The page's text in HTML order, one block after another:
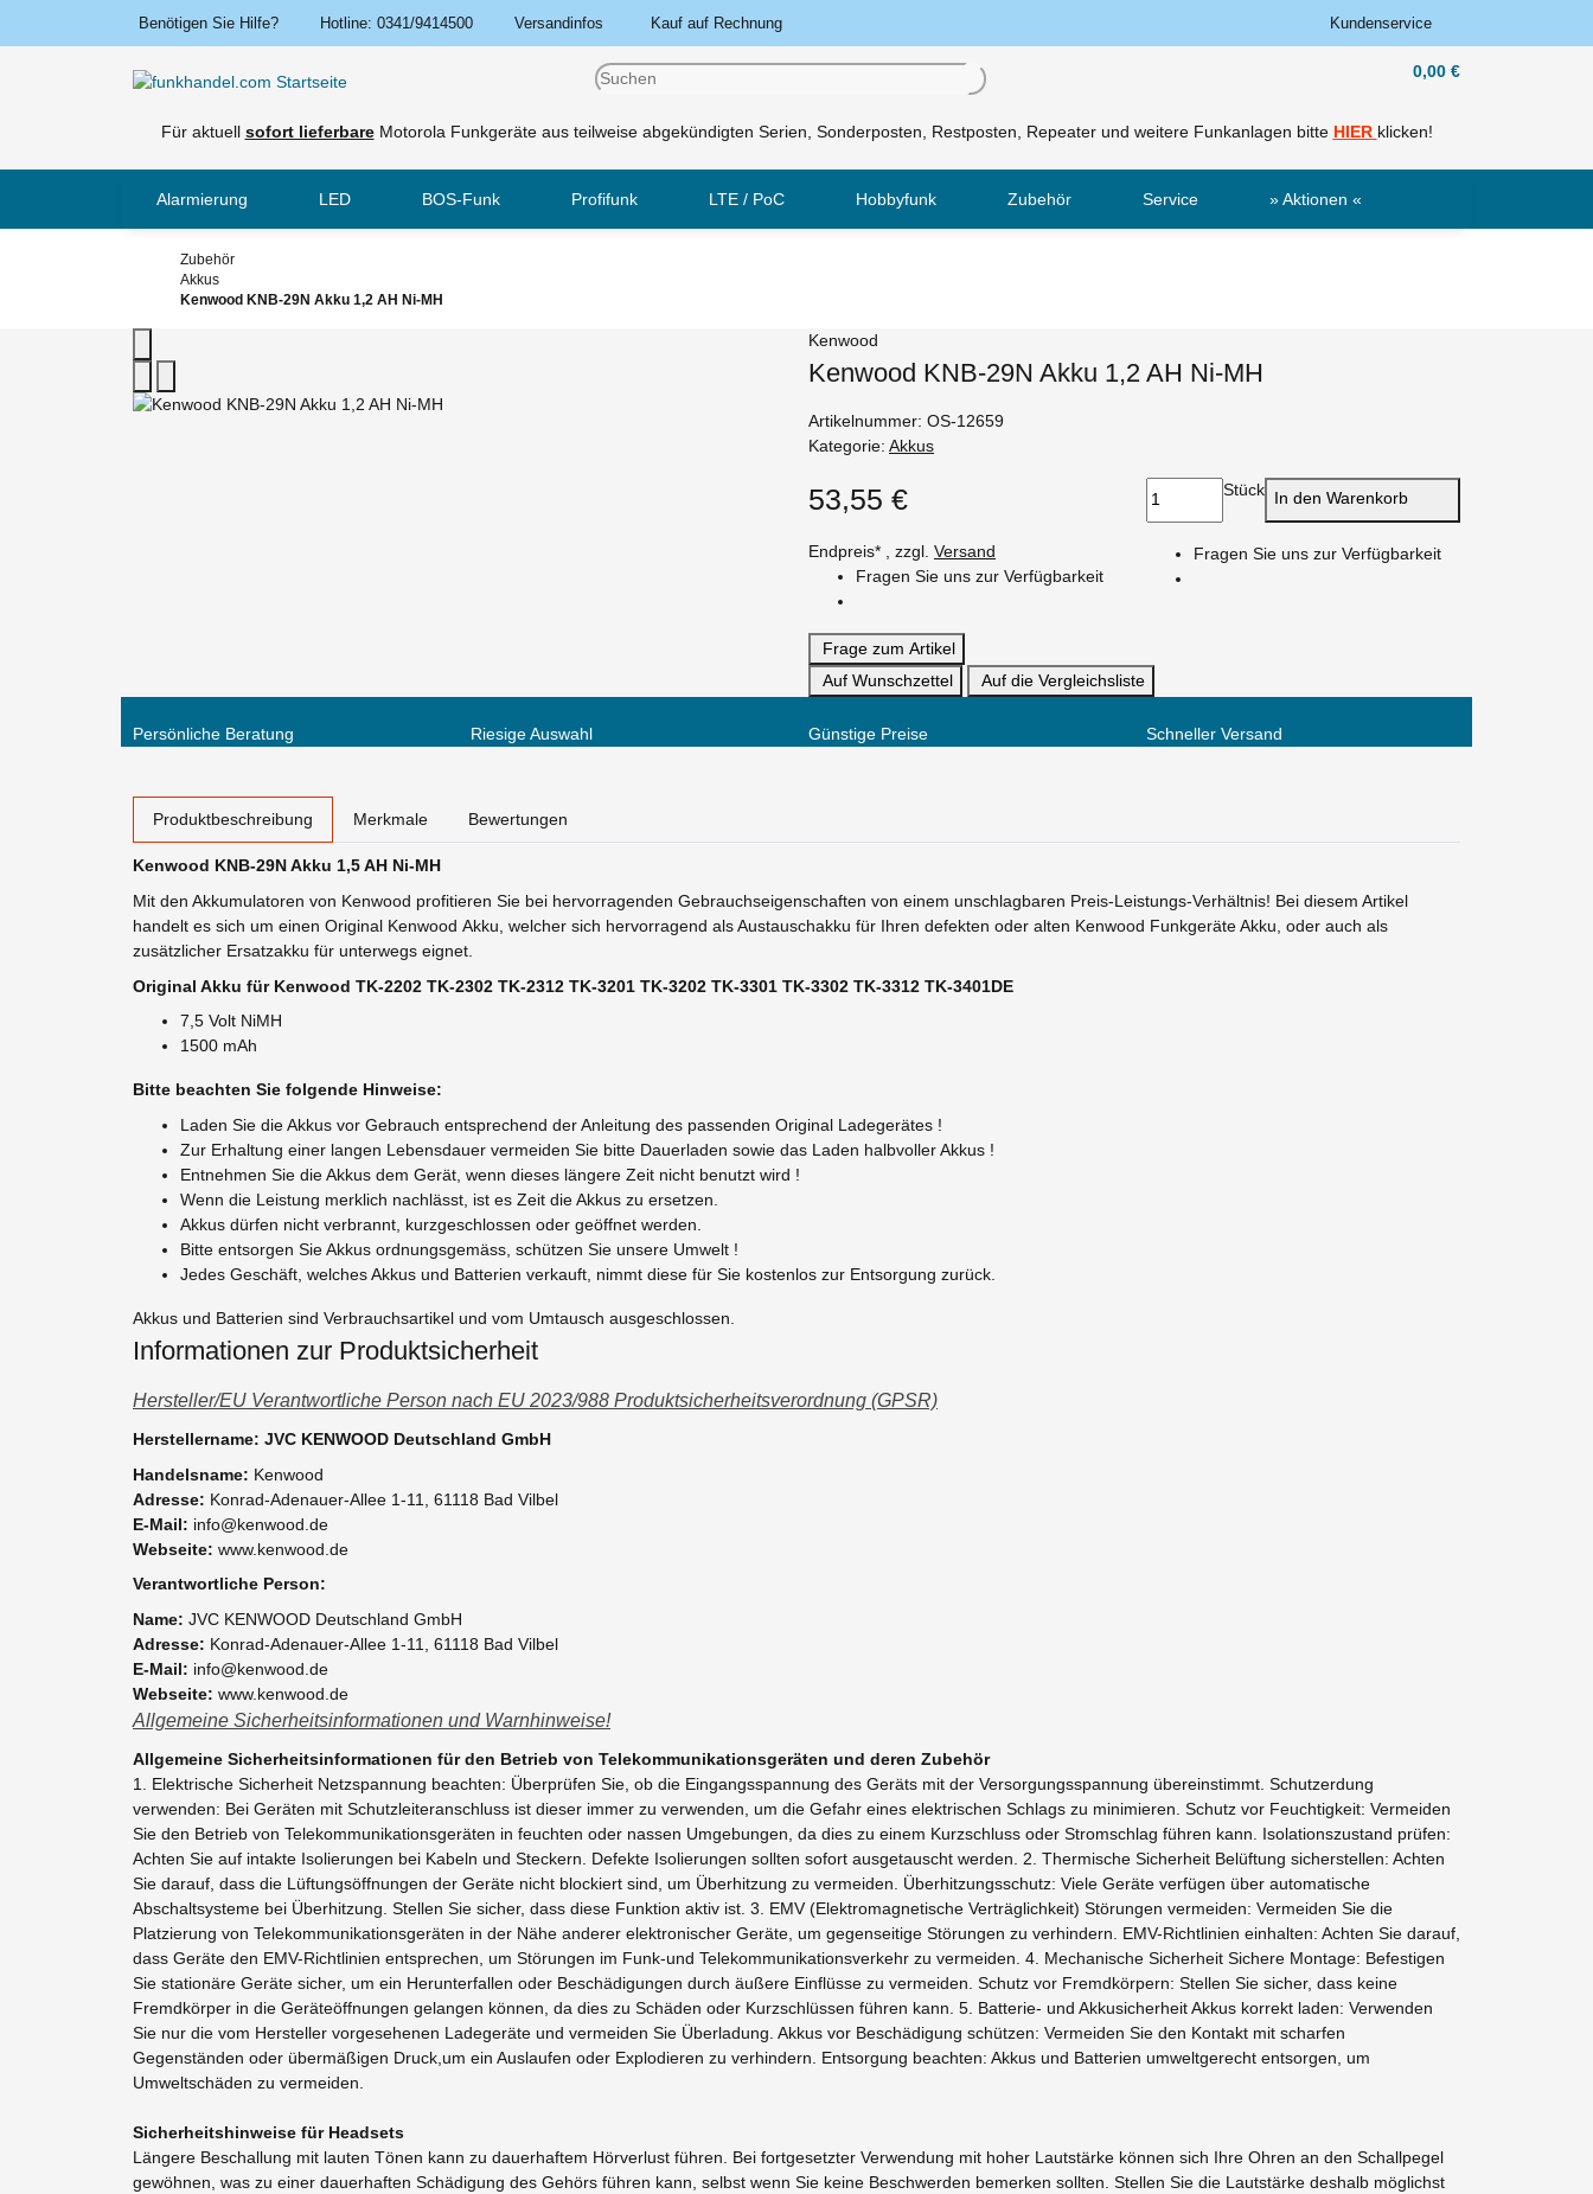
Benötigen Sie Hilfe? Hotline: 0341/9414500 Versandinfos Kauf auf Rechnung Kundenservice
0,00 €
Für aktuell sofort lieferbareMotorola Funkgeräte aus teilweise abgekündigten Serien, Sonderposten, Restposten, Repeater und weitere Funkanlagen bitte HIER klicken!
Alarmierung LED BOS-Funk Profifunk LTE / PoC Hobbyfunk Zubehör Service » Aktionen «
Zubehör
Akkus
Kenwood KNB-29N Akku 1,2 AH Ni-MH
Kenwood
Kenwood KNB-29N Akku 1,2 AH Ni-MH
Artikelnummer: OS-12659
Kategorie: Akkus
53,55 €
Endpreis* , zzgl. Versand
Fragen Sie uns zur Verfügbarkeit
Stück In den Warenkorb
Fragen Sie uns zur Verfügbarkeit
Frage zum Artikel
Auf Wunschzettel
Auf die Vergleichsliste
Persönliche Beratung Riesige Auswahl Günstige Preise Schneller Versand
Produktbeschreibung Merkmale Bewertungen
Kenwood KNB-29N Akku 1,5 AH Ni-MH
Mit den Akkumulatoren von Kenwood profitieren Sie bei hervorragenden Gebrauchseigenschaften von einem unschlagbaren Preis-Leistungs-Verhältnis! Bei diesem Artikel
handelt es sich um einen Original Kenwood Akku, welcher sich hervorragend als Austauschakku für Ihren defekten oder alten Kenwood Funkgeräte Akku, oder auch als
zusätzlicher Ersatzakku für unterwegs eignet.
Original Akku für Kenwood TK-2202 TK-2302 TK-2312 TK-3201 TK-3202 TK-3301 TK-3302 TK-3312 TK-3401DE
7,5 Volt NiMH
1500 mAh
Bitte beachten Sie folgende Hinweise:
Laden Sie die Akkus vor Gebrauch entsprechend der Anleitung des passenden Original Ladegerätes !
Zur Erhaltung einer langen Lebensdauer vermeiden Sie bitte Dauerladen sowie das Laden halbvoller Akkus !
Entnehmen Sie die Akkus dem Gerät, wenn dieses längere Zeit nicht benutzt wird !
Wenn die Leistung merklich nachlässt, ist es Zeit die Akkus zu ersetzen.
Akkus dürfen nicht verbrannt, kurzgeschlossen oder geöffnet werden.
Bitte entsorgen Sie Akkus ordnungsgemäss, schützen Sie unsere Umwelt !
Jedes Geschäft, welches Akkus und Batterien verkauft, nimmt diese für Sie kostenlos zur Entsorgung zurück.
Akkus und Batterien sind Verbrauchsartikel und vom Umtausch ausgeschlossen.
Informationen zur Produktsicherheit
Hersteller/EU Verantwortliche Person nach EU 2023/988 Produktsicherheitsverordnung (GPSR)
Herstellername: JVC KENWOOD Deutschland GmbH
Handelsname: Kenwood
Adresse: Konrad-Adenauer-Allee 1-11, 61118 Bad Vilbel
E-Mail: info@kenwood.de
Webseite: www.kenwood.de
Verantwortliche Person:
Name: JVC KENWOOD Deutschland GmbH
Adresse: Konrad-Adenauer-Allee 1-11, 61118 Bad Vilbel
E-Mail: info@kenwood.de
Webseite: www.kenwood.de
Allgemeine Sicherheitsinformationen und Warnhinweise!
Allgemeine Sicherheitsinformationen für den Betrieb von Telekommunikationsgeräten und deren Zubehör
1. Elektrische Sicherheit Netzspannung beachten: Überprüfen Sie, ob die Eingangsspannung des Geräts mit der Versorgungsspannung übereinstimmt. Schutzerdung
verwenden: Bei Geräten mit Schutzleiteranschluss ist dieser immer zu verwenden, um die Gefahr eines elektrischen Schlags zu minimieren. Schutz vor Feuchtigkeit: Vermeiden
Sie den Betrieb von Telekommunikationsgeräten in feuchten oder nassen Umgebungen, da dies zu einem Kurzschluss oder Stromschlag führen kann. Isolationszustand prüfen:
Achten Sie auf intakte Isolierungen bei Kabeln und Steckern. Defekte Isolierungen sollten sofort ausgetauscht werden. 2. Thermische Sicherheit Belüftung sicherstellen: Achten
Sie darauf, dass die Lüftungsöffnungen der Geräte nicht blockiert sind, um Überhitzung zu vermeiden. Überhitzungsschutz: Viele Geräte verfügen über automatische
Abschaltsysteme bei Überhitzung. Stellen Sie sicher, dass diese Funktion aktiv ist. 3. EMV (Elektromagnetische Verträglichkeit) Störungen vermeiden: Vermeiden Sie die
Platzierung von Telekommunikationsgeräten in der Nähe anderer elektronischer Geräte, um gegenseitige Störungen zu verhindern. EMV-Richtlinien einhalten: Achten Sie darauf,
dass Geräte den EMV-Richtlinien entsprechen, um Störungen im Funk-und Telekommunikationsverkehr zu vermeiden. 4. Mechanische Sicherheit Sichere Montage: Befestigen
Sie stationäre Geräte sicher, um ein Herunterfallen oder Beschädigungen durch äußere Einflüsse zu vermeiden. Schutz vor Fremdkörpern: Stellen Sie sicher, dass keine
Fremdkörper in die Geräteöffnungen gelangen können, da dies zu Schäden oder Kurzschlüssen führen kann. 5. Batterie- und Akkusicherheit Akkus korrekt laden: Verwenden
Sie nur die vom Hersteller vorgesehenen Ladegeräte und vermeiden Sie Überladung. Akkus vor Beschädigung schützen: Vermeiden Sie den Kontakt mit scharfen
Gegenständen oder übermäßigen Druck,um ein Auslaufen oder Explodieren zu verhindern. Entsorgung beachten: Akkus und Batterien umweltgerecht entsorgen, um
Umweltschäden zu vermeiden.
Sicherheitshinweise für Headsets
Längere Beschallung mit lauten Tönen kann zu dauerhaftem Hörverlust führen. Bei fortgesetzter Verwendung mit hoher Lautstärke können sich Ihre Ohren an den Schallpegel
gewöhnen, was zu einer dauerhaften Schädigung des Gehörs führen kann, selbst wenn Sie keine Beschwerden bemerken sollten. Stellen Sie die Lautstärke deshalb möglichst